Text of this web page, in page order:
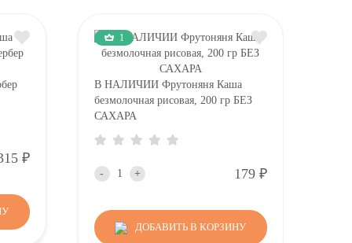
Р
1
В НАЛИЧИИ Фрутоняня Каша
безмолочная рисовая, 200 гр БЕЗ
САХАРА
- + 179 Р
ДОБАВИТЬ В КОРЗИНУ